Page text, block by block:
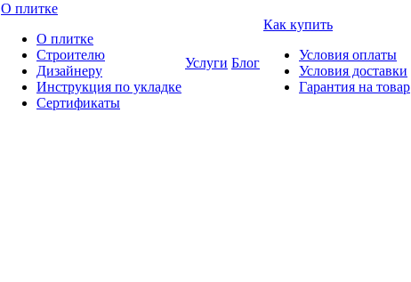
О плитке
О плитке
Строителю
Дизайнеру
Инструкция по укладке
Сертификаты
Услуги Блог
Как купить
Условия оплаты
Условия доставки
Гарантия на товар